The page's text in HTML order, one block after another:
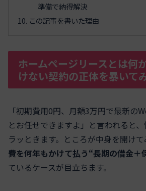
準備で納得解決
この記事を書いた理由
ホームページリースとは何
けない契約の正体を暴いて
「初期費用0円、月額3万円で最新の
とお任せできますよ」と言われると
ラッときます。ところが中身を開け
費を何年もかけて払う“長期の借金＋
ているケースが目立ちます。